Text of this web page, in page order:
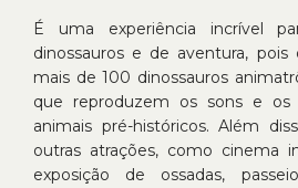
É uma experiência incrível
dinossauros e de aventura,
mais de 100 dinossauros
que reproduzem os sons e os
animais pré-históricos. Além
outras atrações, como cinema
exposição de ossadas,